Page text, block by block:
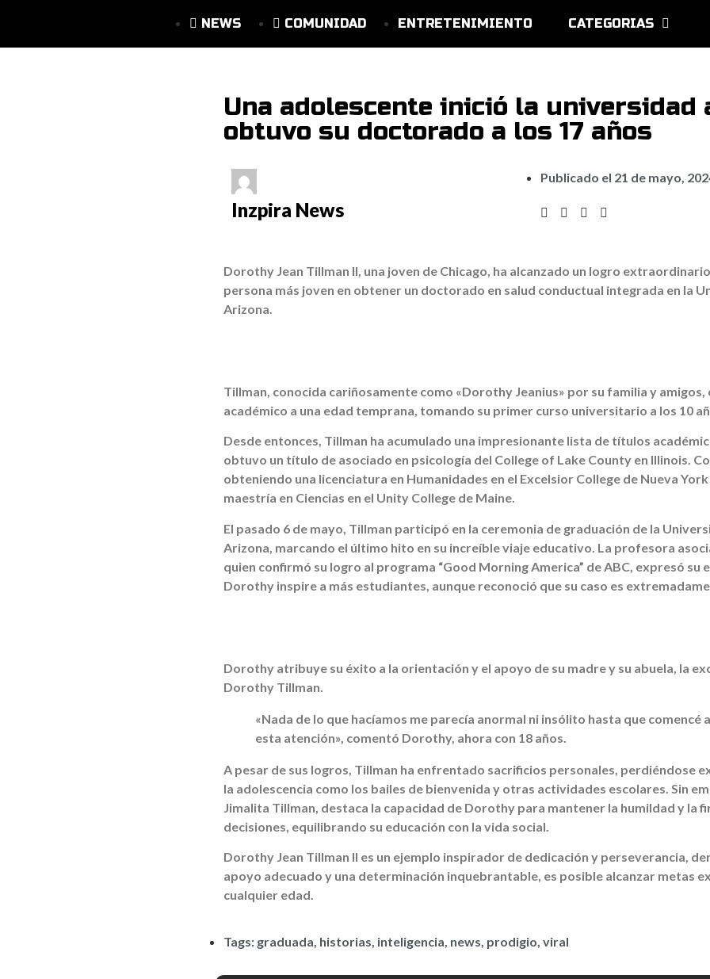
NEWS COMUNIDAD ENTRETENIMIENTO CATEGORIAS
Una adolescente inició la universidad
obtuvo su doctorado a los 17 años
Inzpira News
Publicado el 21 de mayo,
Dorothy Jean Tillman II, una joven de Chicago, ha alcanzado un logro
persona más joven en obtener un doctorado en salud conductual integrada en la
Arizona.
Tillman, conocida cariñosamente como «Dorothy Jeanius» por su familia y amigos,
académico a una edad temprana, tomando su primer curso universitario a los 10
Desde entonces, Tillman ha acumulado una impresionante lista de títulos
obtuvo un título de asociado en psicología del College of Lake County en Illinois.
obteniendo una licenciatura en Humanidades en el Excelsior College de Nueva York
maestría en Ciencias en el Unity College de Maine.
El pasado 6 de mayo, Tillman participó en la ceremonia de graduación de la
Arizona, marcando el último hito en su increíble viaje educativo. La profesora
quien confirmó su logro al programa “Good Morning America” de ABC, expresó su
Dorothy inspire a más estudiantes, aunque reconoció que su caso es
Dorothy atribuye su éxito a la orientación y el apoyo de su madre y su abuela, la
Dorothy Tillman.
«Nada de lo que hacíamos me parecía anormal ni insólito hasta que comencé
esta atención», comentó Dorothy, ahora con 18 años.
A pesar de sus logros, Tillman ha enfrentado sacrificios personales, perdiéndose
la adolescencia como los bailes de bienvenida y otras actividades escolares. Sin
Jimalita Tillman, destaca la capacidad de Dorothy para mantener la humildad y la
decisiones, equilibrando su educación con la vida social.
Dorothy Jean Tillman II es un ejemplo inspirador de dedicación y perseverancia,
apoyo adecuado y una determinación inquebrantable, es posible alcanzar metas
cualquier edad.
Tags: graduada historias inteligencia news prodigio viral